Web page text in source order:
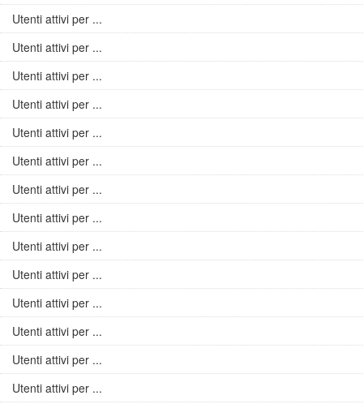
Utenti attivi per ...
Utenti attivi per ...
Utenti attivi per ...
Utenti attivi per ...
Utenti attivi per ...
Utenti attivi per ...
Utenti attivi per ...
Utenti attivi per ...
Utenti attivi per ...
Utenti attivi per ...
Utenti attivi per ...
Utenti attivi per ...
Utenti attivi per ...
Utenti attivi per ...